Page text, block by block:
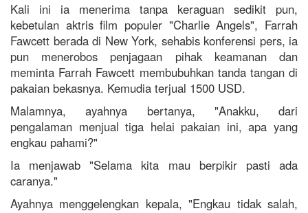
Kali ini ia menerima tanpa keraguan sedikit pun,
kebetulan aktris film populer "Charlie Angels", Farrah
Fawcett berada di New York, sehabis konferensi pers, ia
pun menerobos penjagaan pihak keamanan dan
meminta Farrah Fawcett membubuhkan tanda tangan di
pakaian bekasnya. Kemudia terjual 1500 USD.
Malamnya, ayahnya bertanya, "Anakku, dari
pengalaman menjual tiga helai pakaian ini, apa yang
engkau pahami?"
Ia menjawab "Selama kita mau berpikir pasti ada
caranya."
Ayahnya menggelengkan kepala, "Engkau tidak salah,